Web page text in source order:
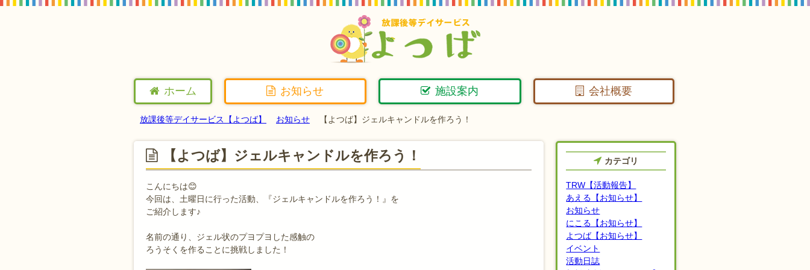
ホーム お知らせ 施設案内 会社概要
放課後等デイサービス【よつば】 お知らせ 【よつば】ジェルキャンドルを作ろう！
【よつば】ジェルキャンドルを作ろう！
こんにちは😊
今回は、土曜日に行った活動、『ジェルキャンドルを作ろう！』を
ご紹介します♪
名前の通り、ジェル状のプヨプヨした感触の
ろうそくを作ることに挑戦しました！
カテゴリ
TRW【活動報告】
あえる【お知らせ】
お知らせ
にこる【お知らせ】
よつば【お知らせ】
イベント
活動日誌